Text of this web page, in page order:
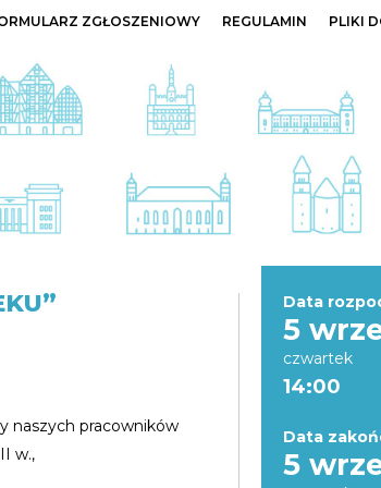
ZGŁOSZENIOWY REGULAMIN PLIKI
naszych pracowników
w.,
Data
5
czwartek
14:00
Data
5